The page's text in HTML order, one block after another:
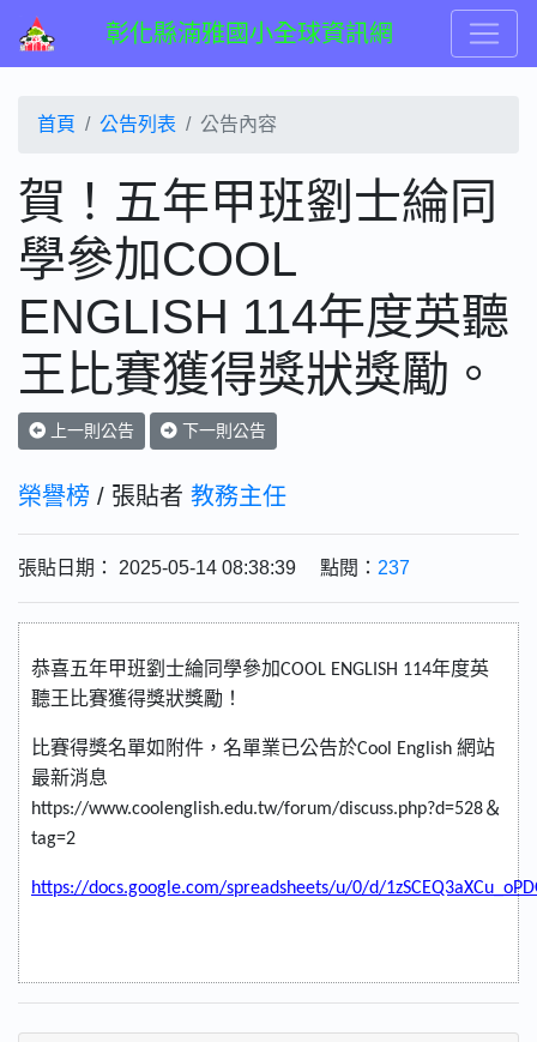
彰化縣湳雅國小全球資訊網
首頁 公告列表 公告內容
賀！五年甲班劉士綸同
學參加COOL
ENGLISH 114年度英聽
王比賽獲得獎狀獎勵。
上一則公告 下一則公告
榮譽榜 / 張貼者 教務主任
張貼日期： 2025-05-14 08:38:39 點閱： 237
恭喜五年甲班劉士綸同學參加COOL ENGLISH 114年度英
聽王比賽獲得獎狀獎勵！
比賽得獎名單如附件，名單業已公告於Cool English 網站
最新消息
https://www.coolenglish.edu.tw/forum/discuss.php?d=528＆
tag=2
https://docs.google.com/spreadsheets/u/0/d/